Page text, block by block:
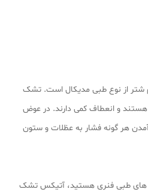
شتر از نوع طبی مدیکال است. تشک
و انعطاف کمی دارند. در عوض
هر گونه فشار به عظلات و ستون
های طبی فنری هستید، آتیکس تشک